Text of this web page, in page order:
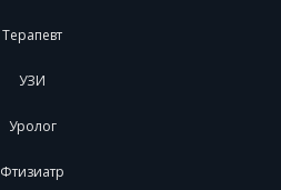
Терапевт
УЗИ
Уролог
Фтизиатр